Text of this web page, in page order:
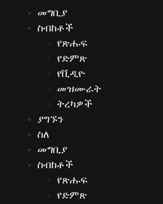
መግቢያ
ስብከቶች
የጽሑፍ
የድምጽ
የቪዲዮ
መዝሙራት
ትረካዎች
ያግኙን
ስለ
መግቢያ
ስብከቶች
የጽሑፍ
የድምጽ